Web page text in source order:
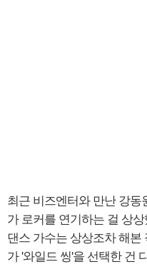
최근 비즈엔터와 만난 강동
가 로커를 연기하는 걸 상
댄스 가수는 상상조차 해본
가 '와일드 씽'을 선택한 건